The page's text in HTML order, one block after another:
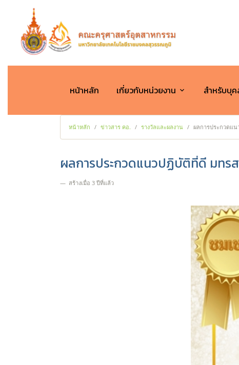
หน้าหลัก เกี่ยวกับหน่วยงาน สำหรับบุค
หน้าหลัก ข่าวสาร คอ. รางวัลและผลงาน ผลการประกวดแน
ผลการประกวดแนวปฏิบัติที่ดี มทร
สร้างเมื่อ 3 ปีที่แล้ว